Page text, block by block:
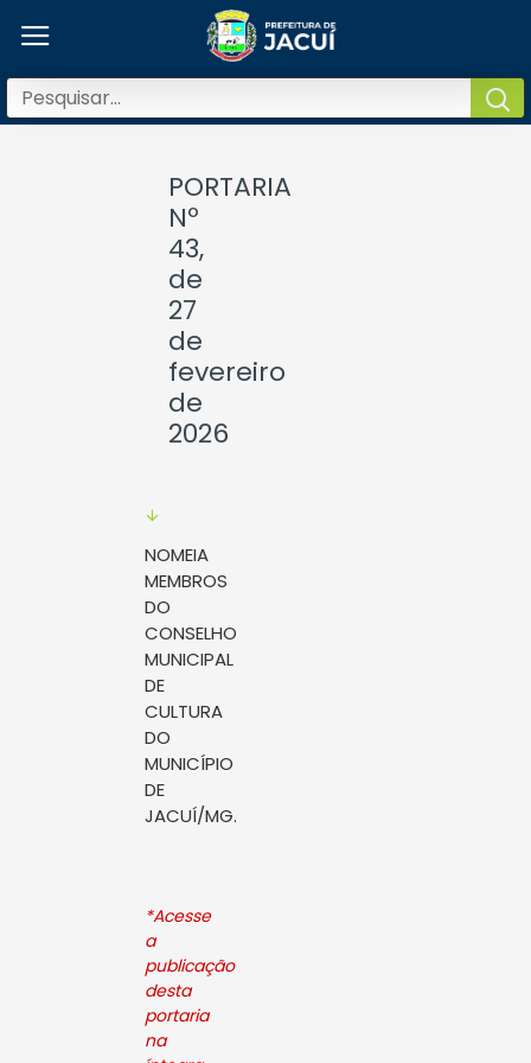
PORTARIA
Nº
43,
de
27
de
fevereiro
de
2026
NOMEIA
MEMBROS
DO
CONSELHO
MUNICIPAL
DE
CULTURA
DO
MUNICÍPIO
DE
JACUÍ/MG.
*Acesse
a
publicação
desta
portaria
na